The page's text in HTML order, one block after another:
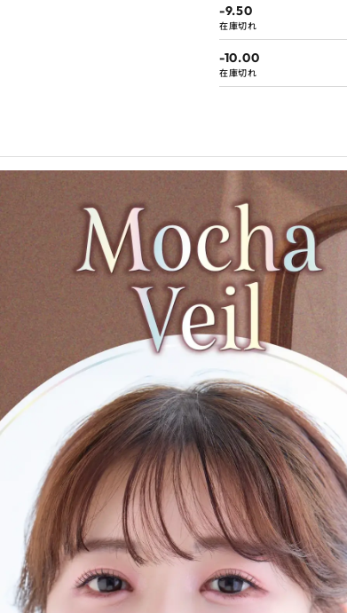
-9.50
在庫切れ
-10.00
在庫切れ